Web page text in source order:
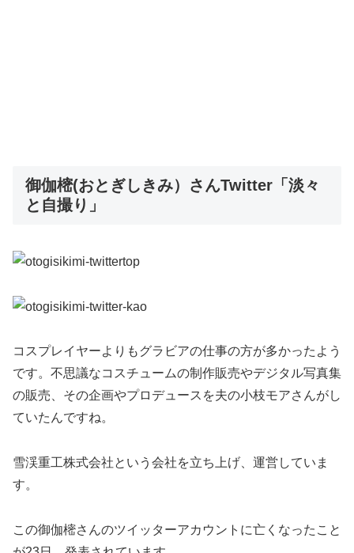
御伽樒(おとぎしきみ）さんTwitter「淡々
と自撮り」
コスプレイヤーよりもグラビアの仕事の方が多かったよう
です。不思議なコスチュームの制作販売やデジタル写真集
の販売、その企画やプロデュースを夫の小枝モアさんがし
ていたんですね。
雪渓重工株式会社という会社を立ち上げ、運営していま
す。
この御伽樒さんのツイッターアカウントに亡くなったこと